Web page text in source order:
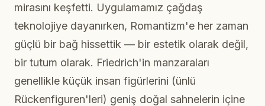
mirasını keşfetti. Uygulamamız çağdaş
teknolojiye dayanırken, Romantizm'e her zaman
güçlü bir bağ hissettik — bir estetik olarak değil,
bir tutum olarak. Friedrich'in manzaraları
genellikle küçük insan figürlerini (ünlü
Rückenfiguren'leri) geniş doğal sahnelerin içine